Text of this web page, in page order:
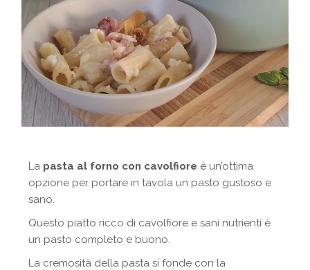
La pasta al forno con cavolfiore è un’ottima
opzione per portare in tavola un pasto gustoso e
sano.
Questo piatto ricco di cavolfiore e sani nutrienti è
un pasto completo e buono.
La cremosità della pasta si fonde con la